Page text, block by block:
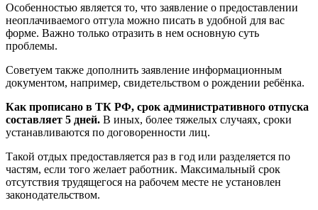
Особенностью является то, что заявление о предоставлении
неоплачиваемого отгула можно писать в удобной для вас
форме. Важно только отразить в нем основную суть
проблемы.
Советуем также дополнить заявление информационным
документом, например, свидетельством о рождении ребёнка.
Как прописано в ТК РФ, срок административного отпуска
составляет 5 дней. В иных, более тяжелых случаях, сроки
устанавливаются по договоренности лиц.
Такой отдых предоставляется раз в год или разделяется по
частям, если того желает работник. Максимальный срок
отсутствия трудящегося на рабочем месте не установлен
законодательством.